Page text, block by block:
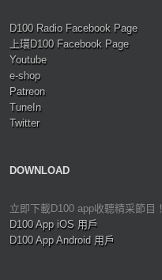
D100 Radio Facebook Page
上環D100 Facebook Page
Youtube
e-shop
Patreon
TuneIn
Twitter
DOWNLOAD
立即下載D100 app收聽精采節目！
D100 App iOS 用戶
D100 App Android 用戶